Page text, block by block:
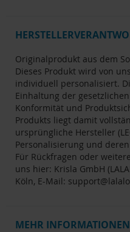
Originalprodukt aus dem
Dieses Produkt wird von
individuell personalisiert.
Einhaltung der
Konformität und
Produkts liegt damit
ursprüngliche Hersteller
Personalisierung und
Für Rückfragen oder
uns hier: Krisla GmbH
Köln, E-Mail:
MEHR INFORMATIONEN